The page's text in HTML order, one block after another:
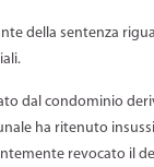
della sentenza
dal condominio
ha ritenuto
revocato il